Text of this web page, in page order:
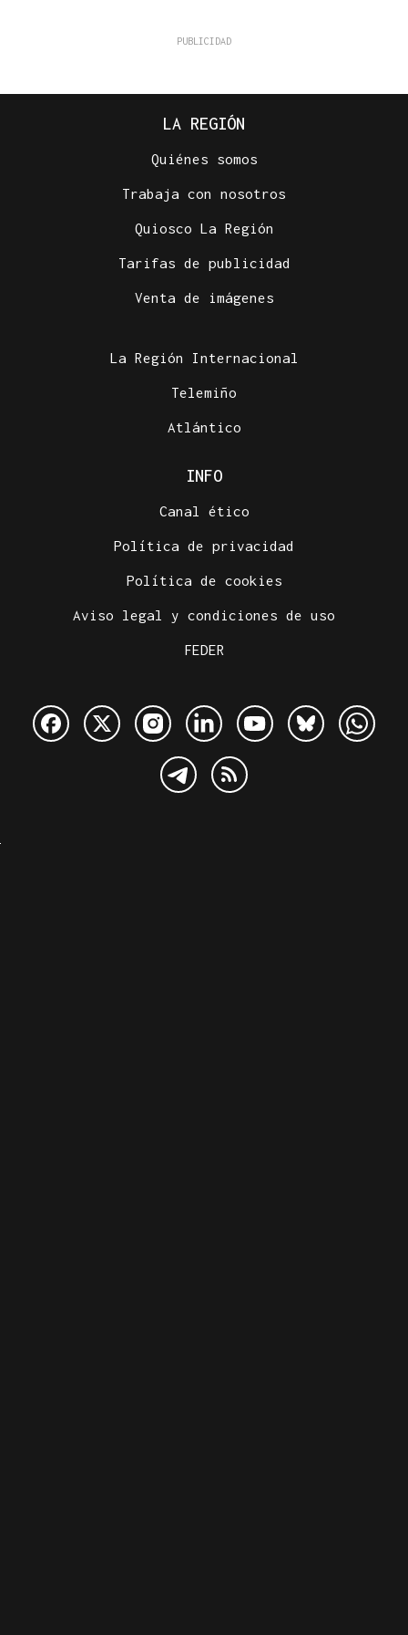
LA REGIÓN
Quiénes somos
Trabaja con nosotros
Quiosco La Región
Tarifas de publicidad
Venta de imágenes
La Región Internacional
Telemiño
Atlántico
INFO
Canal ético
Política de privacidad
Política de cookies
Aviso legal y condiciones de uso
FEDER